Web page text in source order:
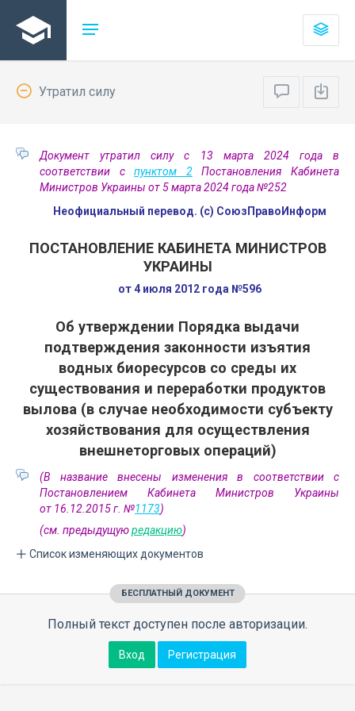
Утратил силу
Документ утратил силу с 13 марта 2024 года в
соответствии спунктом 2Постановления Кабинета
Министров Украины от 5 марта 2024 года №252
Неофициальный перевод. (с) СоюзПравоИнформ
ПОСТАНОВЛЕНИЕ КАБИНЕТА МИНИСТРОВ
УКРАИНЫ
от 4 июля 2012 года №596
Об утверждении Порядка выдачи
подтверждения законности изъятия
водных биоресурсов со среды их
существования и переработки продуктов
вылова (в случае необходимости субъекту
хозяйствования для осуществления
внешнеторговых операций)
(В название внесены изменения в соответствии с
Постановлением Кабинета Министров Украины
от 16.12.2015 г. №1173)
(см. предыдущуюредакцию)
Список изменяющих документов
БЕСПЛАТНЫЙ ДОКУМЕНТ
Полный текст доступен после авторизации.
Вход Регистрация